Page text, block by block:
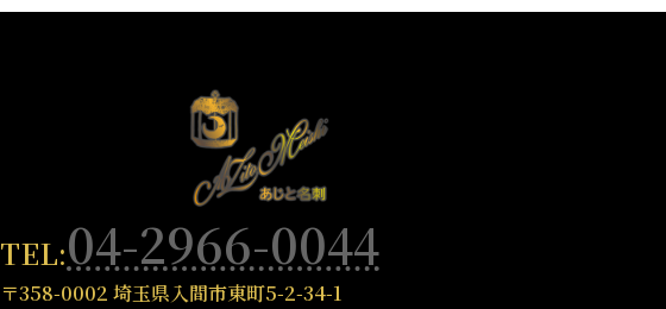
TEL:04-2966-0044
〒358-0002 埼玉県入間市東町5-2-34-1